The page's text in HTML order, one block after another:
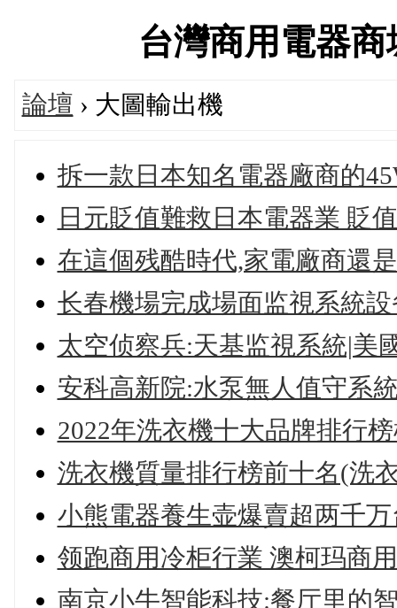
台灣商用電器
論壇 › 大圖輸出機
拆一款日本知名電器廠商的
日元貶值難救日本電器業 貶
在這個残酷時代,家電廠商還
长春機場完成場面监視系統
太空侦察兵:天基监視系統|美
安科高新院:水泵無人值守系
2022年洗衣機十大品牌排行
洗衣機質量排行榜前十名(洗
小熊電器養生壶爆賣超两千
领跑商用冷柜行業 澳柯玛商
南京小牛智能科技:餐厅里的